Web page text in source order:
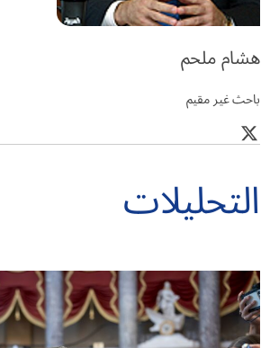
هشام ملحم
باحث غير مقيم
التحليلات